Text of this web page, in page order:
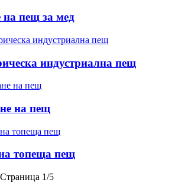
на пещ за мед
индустриална пещ
на пещ
топеща пещ
Страница 1/5